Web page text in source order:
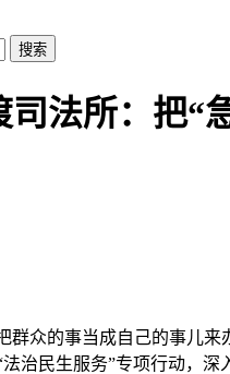
搜索
司法所：把“
群众的事当成自己的事儿
治民生服务”专项行动，